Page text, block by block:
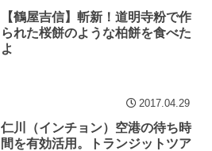
【鶴屋吉信】斬新！道明寺粉で作
られた桜餅のような柏餅を食べた
よ
2017.04.29
仁川（インチョン）空港の待ち時
間を有効活用。トランジットツア